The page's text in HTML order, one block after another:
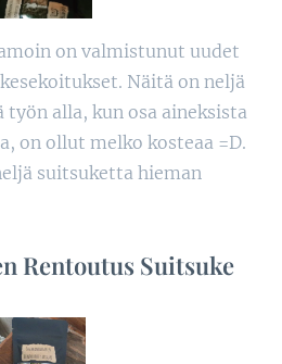
on valmistunut uudet
Näitä on neljä
alla, kun osa aineksista
on ollut melko kosteaa =D.
suitsuketta hieman
Rentoutus Suitsuke